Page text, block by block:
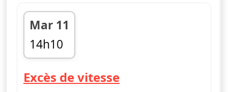
Mar 11
14h10
fin 14h30
Excès de vitesse— Excès de